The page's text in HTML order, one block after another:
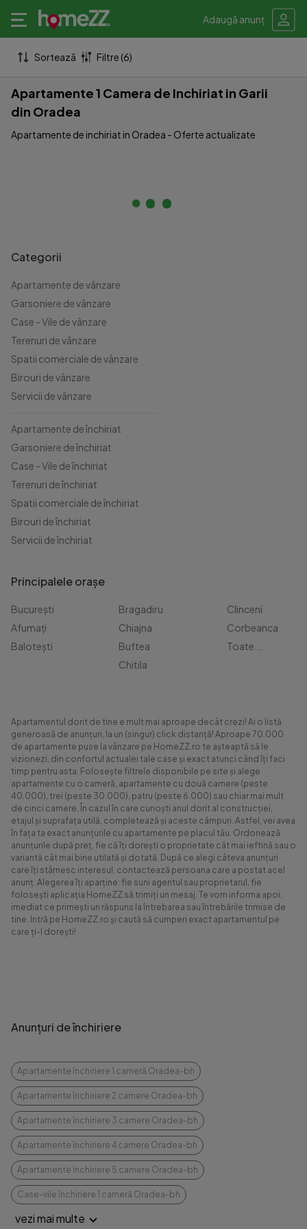
Adaugă anunț
Sortează Filtre (6)
Apartamente 1 Camera de Inchiriat in Garii
din Oradea
Apartamente de inchiriat in Oradea - Oferte actualizate
Categorii
Apartamente de vânzare
Garsoniere de vânzare
Case - Vile de vânzare
Terenuri de vânzare
Spatii comerciale de vânzare
Birouri de vânzare
Servicii de vânzare
Apartamente de închiriat
Garsoniere de închiriat
Case - Vile de închiriat
Terenuri de închiriat
Spatii comerciale de închiriat
Birouri de închiriat
Servicii de închiriat
Principalele orașe
București
Afumați
Balotești
Bragadiru
Chiajna
Buftea
Chitila
Clinceni
Corbeanca
Toate...
Apartamentul dorit de tine e mult mai aproape decât crezi! Ai o listă
generoasă de anunțuri, la un (singur) click distanță! Aproape 70.000
de apartamente puse la vânzare pe HomeZZ.ro te așteaptă să le
vizionezi, din confortul actualei tale case și exact atunci când îți faci
timp pentru asta. Folosește filtrele disponibile pe site și alege
apartamente cu o cameră, apartamente cu două camere (peste
40.000), trei (peste 30.000), patru (peste 6.000) sau chiar mai mult
de cinci camere. În cazul în care cunoști anul dorit al construcției,
etajul și suprafața utilă, completează și aceste câmpuri. Astfel, vei avea
în fața ta exact anunțurile cu apartamente pe placul tău. Ordonează
anunțurile după preț, fie că îți dorești o proprietate cât mai ieftină sau o
variantă cât mai bine utilată și dotată. După ce alegi câteva anunțuri
care îți stârnesc interesul, contactează persoana care a postat acel
anunț. Alegerea îți aparține: fie suni agentul sau proprietarul, fie
folosești aplicația HomeZZ să trimiți un mesaj. Te vom informa apoi,
imediat ce primești un răspuns la întrebarea sau întrebările trimise de
tine. Intră pe HomeZZ.ro și caută să cumperi exact apartamentul pe
care ți-l dorești!
Anunțuri de închiriere
Apartamente închiriere 1 cameră Oradea-bh
Apartamente închiriere 2 camere Oradea-bh
Apartamente închiriere 3 camere Oradea-bh
Apartamente închiriere 4 camere Oradea-bh
Apartamente închiriere 5 camere Oradea-bh
Case-vile închiriere 1 cameră Oradea-bh
vezi mai multe